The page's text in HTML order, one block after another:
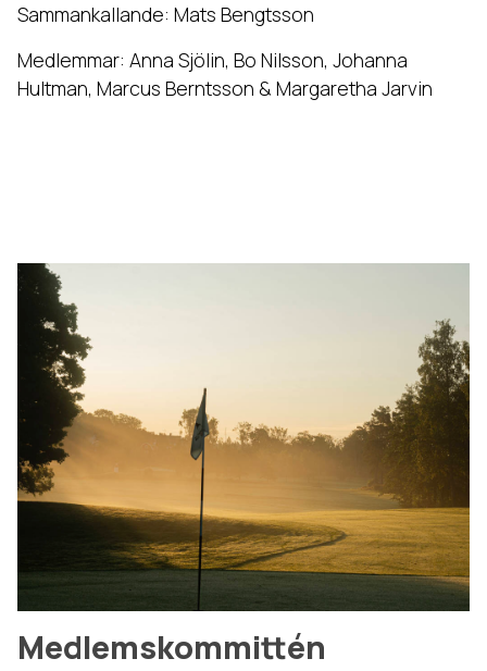
Sammankallande: Mats Bengtsson
Medlemmar: Anna Sjölin, Bo Nilsson, Johanna
Hultman, Marcus Berntsson & Margaretha Jarvin
Medlemskommittén